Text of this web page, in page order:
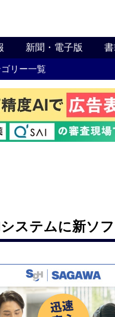
新聞・電子版
リー一覧
システムに新ソ